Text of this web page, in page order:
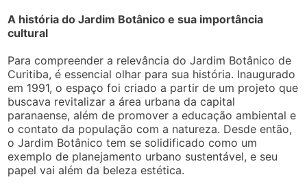
A história do Jardim Botânico e sua importância
cultural
Para compreender a relevância do Jardim Botânico de
Curitiba, é essencial olhar para sua história. Inaugurado
em 1991, o espaço foi criado a partir de um projeto que
buscava revitalizar a área urbana da capital
paranaense, além de promover a educação ambiental e
o contato da população com a natureza. Desde então,
o Jardim Botânico tem se solidificado como um
exemplo de planejamento urbano sustentável, e seu
papel vai além da beleza estética.